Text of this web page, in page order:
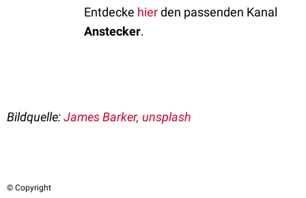
Entdecke hierden passenden Kanal
Anstecker.
Bildquelle:James Barker, unsplash
© Copyright